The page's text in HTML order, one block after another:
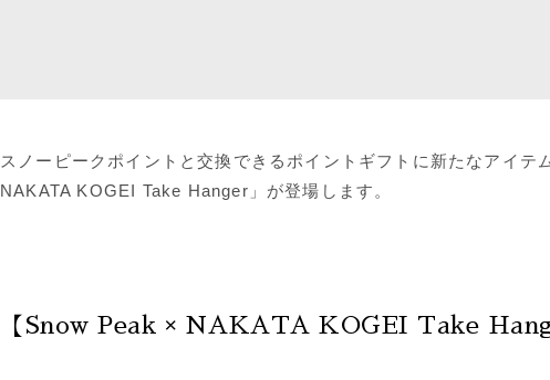
スノーピークポイントと交換できるポイントギフトに新たなアイテ
NAKATA KOGEI Take Hanger」が登場します。
【Snow Peak × NAKATA KOGEI Take